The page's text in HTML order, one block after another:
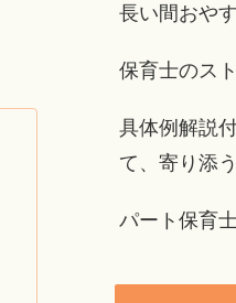
長い間おや
保育士のス
具体例解説
て、寄り添
パート保育